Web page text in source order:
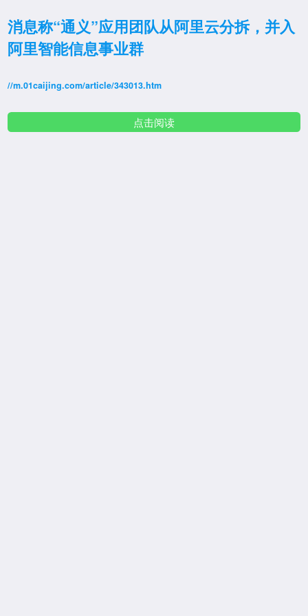
消息称“通义”应用团队从阿里云分拆，并入
阿里智能信息事业群
//m.01caijing.com/article/343013.htm
点击阅读